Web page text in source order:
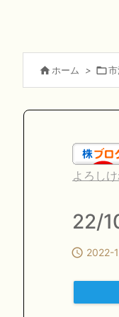
 ホーム > 
よろし
22/
 2022-